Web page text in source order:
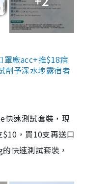
罩廠acc+推$18病
劑予深水埗露宿者
快速測試套裝，現
，買10支再送口
快速測試套裝，